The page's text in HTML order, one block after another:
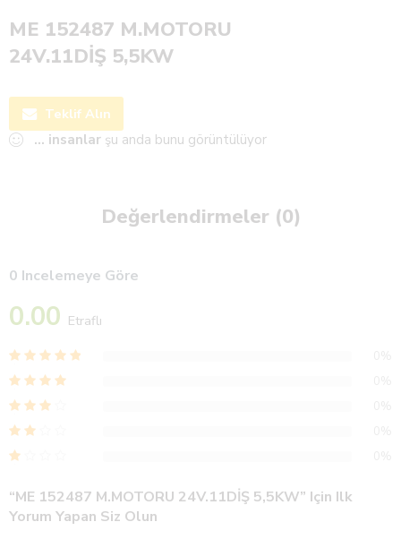
ME 152487 M.MOTORU
24V.11DİŞ 5,5KW
Teklif Alın
... insanlar şu anda bunu görüntülüyor
Değerlendirmeler (0)
0 Incelemeye Göre
0.00 Etraflı
“ME 152487 M.MOTORU 24V.11DİŞ 5,5KW” Için Ilk
Yorum Yapan Siz Olun